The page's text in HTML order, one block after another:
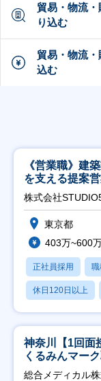
貿易・物流
り込む
貿易・物流
込む
《営業職》建
を支える提案
株式会社
東京都
403万~600
正社員採用 職
休日120日以上
神奈川【1回面
くるみんマー
総合メディカル